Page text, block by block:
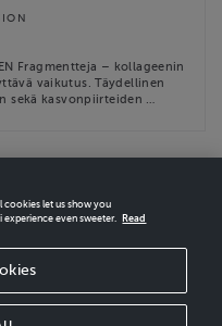
Fragmentteja – kollageenin
vaikutus. Täydellinen
sekä kasvonpiirteiden …
STORE IN MINUTES.
cookies let us show you
even sweeter.
Read